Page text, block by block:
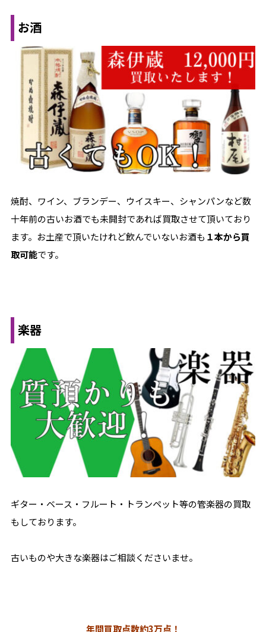
お酒
焼酎、ワイン、ブランデー、ウイスキー、シャンパンなど数
十年前の古いお酒でも未開封であれば買取させて頂いており
ます。お土産で頂いたけれど飲んでいないお酒も １本から買
取可能です。
楽器
ギター・ベース・フルート・トランペット等の管楽器の買取
もしております。
古いものや大きな楽器はご相談くださいませ。
年間買取点数約3万点！